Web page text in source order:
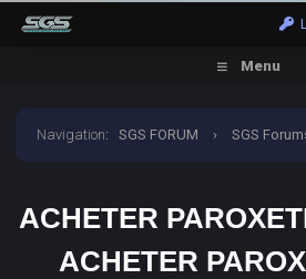
Menu
Navigation:SGS FORUM › SGS
ACHETER
ACHETER